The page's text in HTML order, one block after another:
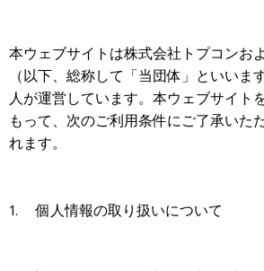
本ウェブサイトは株式会社トプコンお
（以下、総称して「当団体」といいま
⼈が運営しています。本ウェブサイト
もって、次のご利⽤条件にご了承いた
れます。
1. 個⼈情報の取り扱いについて